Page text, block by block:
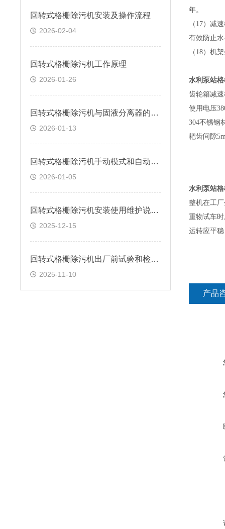
回转式格栅除污机安装及操作流程
2026-02-04
回转式格栅除污机工作原理
2026-01-26
回转式格栅除污机与固液分离器的区别
2026-01-13
回转式格栅除污机手动模式和自动模式的操作步骤
2026-01-05
回转式格栅除污机安装使用维护说明书
2025-12-15
回转式格栅除污机出厂前试验和检查项目
2025-11-10
年。
（ 17）减
有效防止
（ 18）机
水利泵站
齿轮箱减
使用电压
304不锈钢
耙齿间隙
水利泵站
整机在工
重物试车时
运转应平
产品